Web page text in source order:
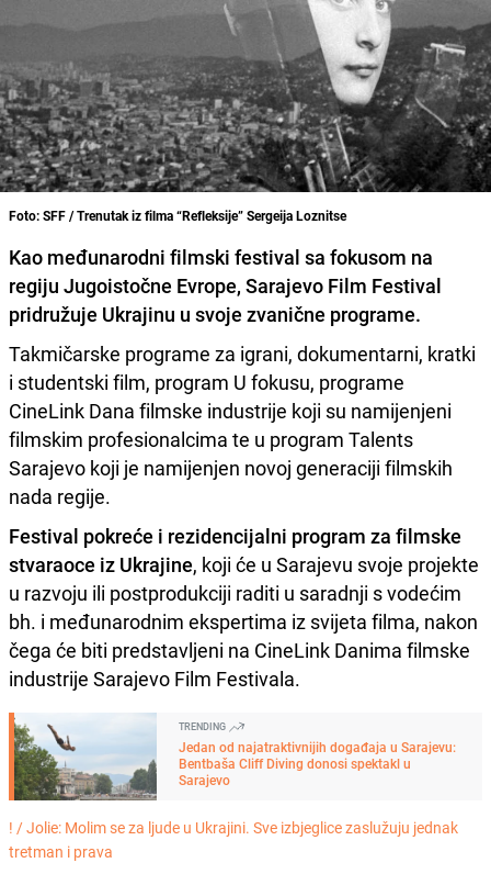
Foto: SFF / Trenutak iz filma “Refleksije” Sergeija Loznitse
Kao međunarodni filmski festival sa fokusom na
regiju Jugoistočne Evrope, Sarajevo Film Festival
pridružuje Ukrajinu u svoje zvanične programe.
Takmičarske programe za igrani, dokumentarni, kratki
i studentski film, program U fokusu, programe
CineLink Dana filmske industrije koji su namijenjeni
filmskim profesionalcima te u program Talents
Sarajevo koji je namijenjen novoj generaciji filmskih
nada regije.
Festival pokreće i rezidencijalni program za filmske
stvaraoce iz Ukrajine, koji će u Sarajevu svoje projekte
u razvoju ili postprodukciji raditi u saradnji s vodećim
bh. i međunarodnim ekspertima iz svijeta filma, nakon
čega će biti predstavljeni na CineLink Danima filmske
industrije Sarajevo Film Festivala.
TRENDING
Jedan od najatraktivnijih događaja u Sarajevu:
Bentbaša Cliff Diving donosi spektakl u
Sarajevo
! /Jolie: Molim se za ljude u Ukrajini. Sve izbjeglice zaslužuju jednak
tretman i prava